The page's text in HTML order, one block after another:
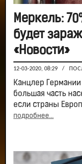
Меркель:
будет
«Новости»
12-03-2020, 08:29 /
Канцлер
большая часть
если страны
подробнее...